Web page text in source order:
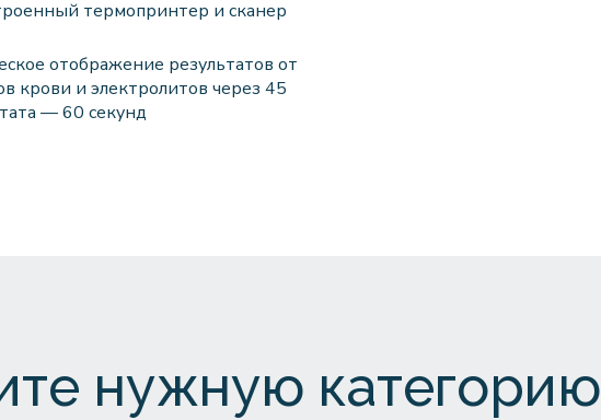
термопринтер и сканер
отображение результатов от
крови и электролитов через 45
— 60 секунд
нужную категорию